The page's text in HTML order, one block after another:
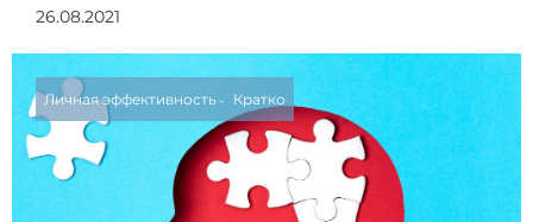
26.08.2021
Личная эффективность Кратко